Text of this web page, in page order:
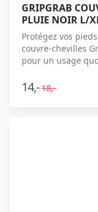
GRIPGRAB
PLUIE NOIR L/
Protégez vos
couvre-chevilles
pour un usage
14,- 18,-